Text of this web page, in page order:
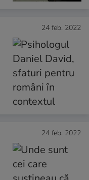
24 feb. 2022
24 feb. 2022